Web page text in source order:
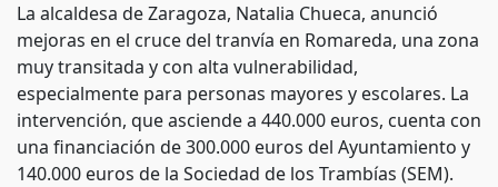
La alcaldesa de Zaragoza, Natalia Chueca, anunció
mejoras en el cruce del tranvía en Romareda, una zona
muy transitada y con alta vulnerabilidad,
especialmente para personas mayores y escolares. La
intervención, que asciende a 440.000 euros, cuenta con
una financiación de 300.000 euros del Ayuntamiento y
140.000 euros de la Sociedad de los Trambías (SEM).